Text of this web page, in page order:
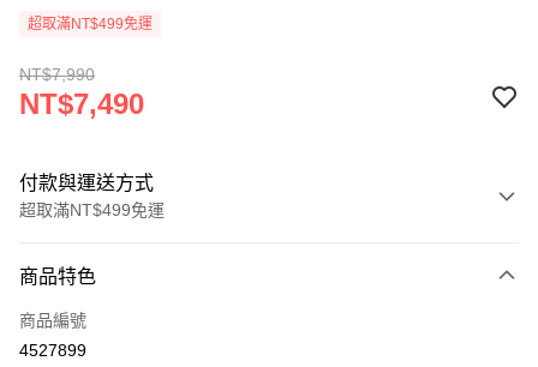
超取滿NT$499免運
NT$7,990
NT$7,490
付款與運送方式
超取滿NT$499免運
信用卡一次付款
LINE Pay
商品特色
商品編號
4527899